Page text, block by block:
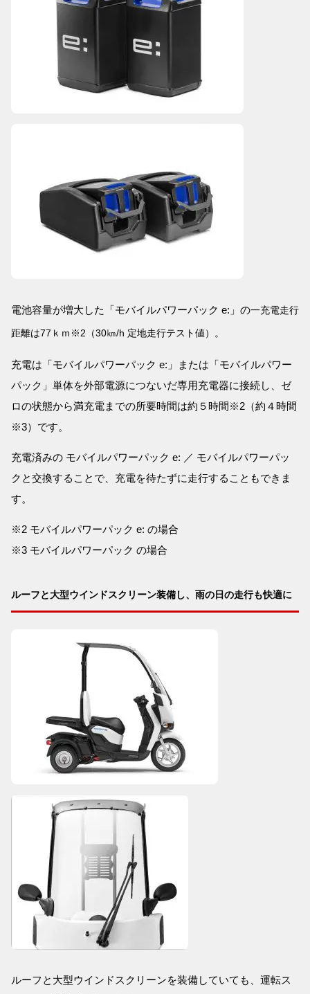
電池容量が増大した「モバイルパワーパック e:」の一充電走行
距離は77ｋｍ※2（30㎞/h 定地走行テスト値）。
充電は「モバイルパワーパック e:」または「モバイルパワー
パック」単体を外部電源につないだ専用充電器に接続し、ゼ
ロの状態から満充電までの所要時間は約５時間※2（約４時間
※3）です。
充電済みの モバイルパワーパック e: ／ モバイルパワーパッ
クと交換することで、充電を待たずに走行することもできま
す。
※2 モバイルパワーパック e: の場合
※3 モバイルパワーパック の場合
ルーフと大型ウインドスクリーン装備し、雨の日の走行も快適に
ルーフと大型ウインドスクリーンを装備していても、運転ス